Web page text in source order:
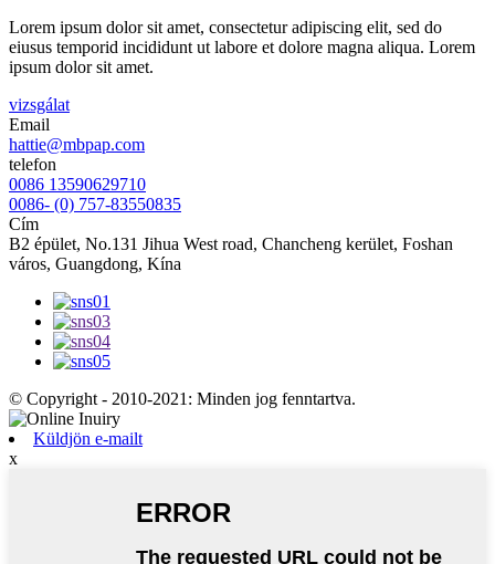
Lorem ipsum dolor sit amet, consectetur adipiscing elit, sed do
eiusus temporid incididunt ut labore et dolore magna aliqua. Lorem
ipsum dolor sit amet.
vizsgálat
Email
hattie@mbpap.com
telefon
0086 13590629710
0086- (0) 757-83550835
Cím
B2 épület, No.131 Jihua West road, Chancheng kerület, Foshan
város, Guangdong, Kína
© Copyright - 2010-2021: Minden jog fenntartva.
Küldjön e-mailt
x